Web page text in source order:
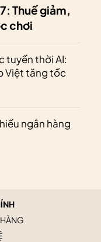
Thuế giảm,
chơi
tuyến thời AI:
Việt tăng tốc
ngân hàng